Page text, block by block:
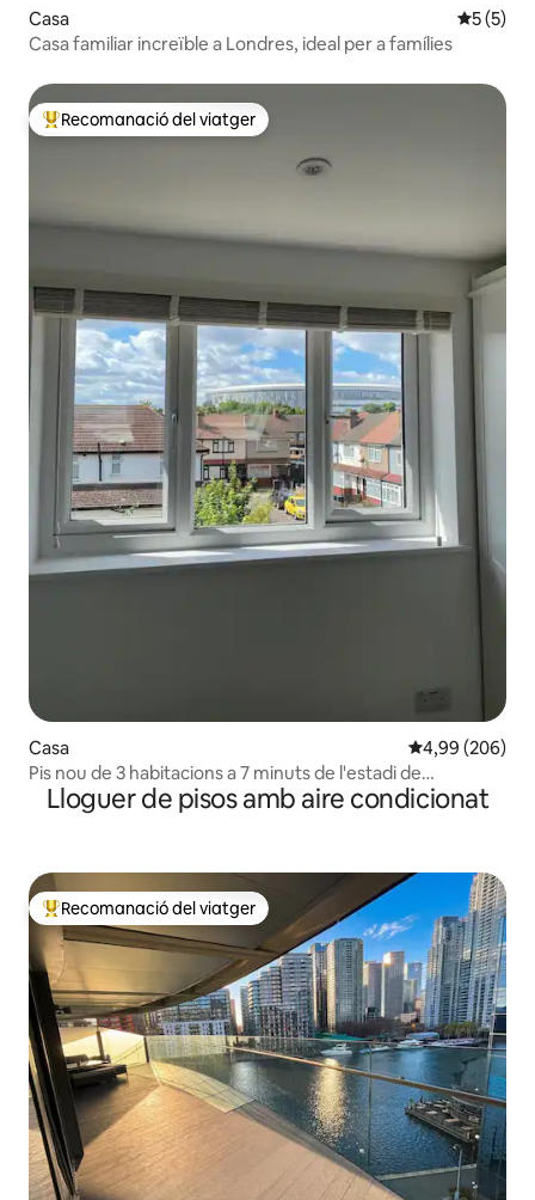
Casa 5 de
5 (5)
Casa familiar increïble a Londres, ideal per a famílies
Principals recomanacions dels viatgers
Recomanació del viatger
Casa 4,99 de
4,99 (206)
Pis nou de 3 habitacions a 7 minuts de l'estadi de
Tottenham
Lloguer de pisos amb aire condicionat
Principals recomanacions dels viatgers
Recomanació del viatger